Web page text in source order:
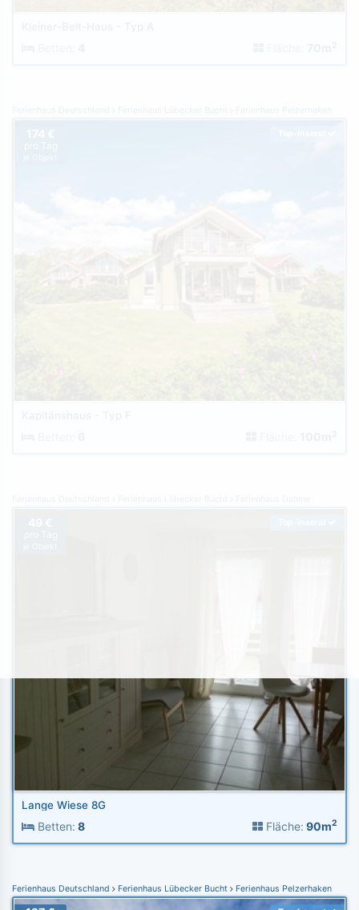
Lange Wiese 8G
Betten: 8 Fläche: 90m2
Ferienhaus Deutschland Ferienhaus Lübecker Bucht Ferienhaus Pelzerhaken